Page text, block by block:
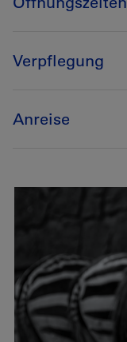
Verpflegung
Anreise